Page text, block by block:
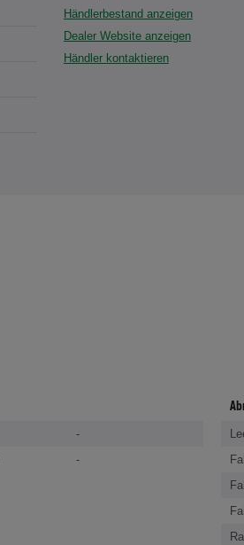
Händlerbestand anzeigen
Dealer Website anzeigen
Händler kontaktieren
-
-